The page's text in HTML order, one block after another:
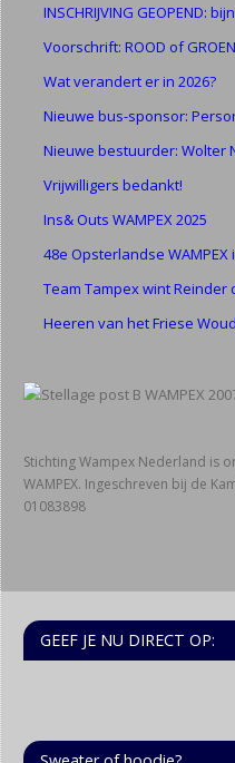
INSCHRIJVING GEOPEND:
Voorschrift: ROOD of
Wat verandert er in 2026?
Nieuwe bus-sponsor:
Nieuwe bestuurder: Wolter
Vrijwilligers bedankt!
Ins& Outs WAMPEX 2025
48e Opsterlandse WAMPEX
Team Tampex wint Reinder
Heeren van het Friese
Stichting Wampex Nederland is
WAMPEX. Ingeschreven bij de
01083898
GEEF JE NU DIRECT OP: